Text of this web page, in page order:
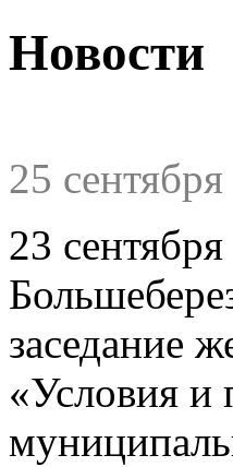
Новости
25
23
заседание
«Условия и